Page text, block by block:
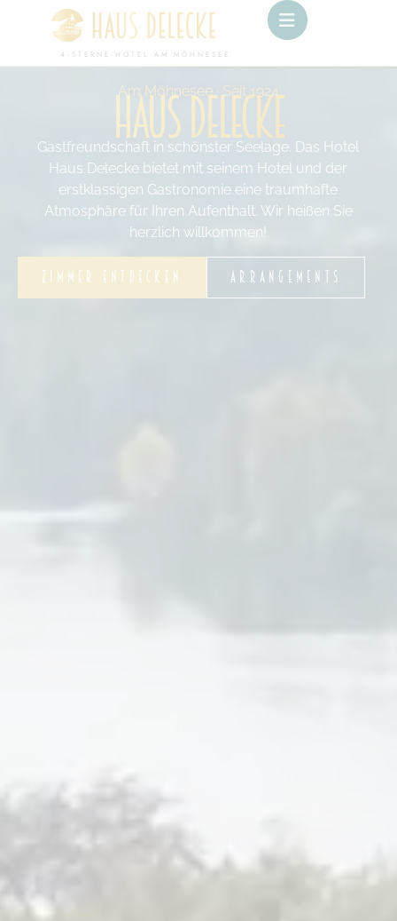
4-STERNE-HOTEL AM MÖHNESEE
Am Möhnesee · Seit 1924
Haus Delecke
Gastfreundschaft in schönster Seelage. Das Hotel
Haus Delecke bietet mit seinem Hotel und der
erstklassigen Gastronomie eine traumhafte
Atmosphäre für Ihren Aufenthalt. Wir heißen Sie
herzlich willkommen!
ZIMMER ENTDECKEN ARRANGEMENTS